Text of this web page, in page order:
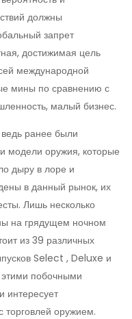
должны
запрет
достижимая цель
международной
мины по сравнению с
малый бизнес.
ведь ранее были
модели оружия, которые
дыру в лоре и
в данный рынок, их
Лишь несколько
на грядущем ночном
из 39 различных
Select , Deluxe и
побочными
интересует
торговлей оружием.